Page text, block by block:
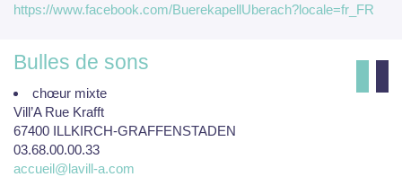
https://www.facebook.com/BuerekapellUberach?locale=fr_FR
Bulles de sons
chœur mixte
Vill’A Rue Krafft
67400 ILLKIRCH-GRAFFENSTADEN
03.68.00.00.33
accueil@lavill-a.com